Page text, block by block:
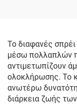
Το διαφανές σπρέι
μέσω πολλαπλών
αντιμετωπίζουν
ολοκλήρωσης. Το
ανωτέρω
διάρκεια ζωής